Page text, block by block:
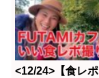
<12/24>【食レ